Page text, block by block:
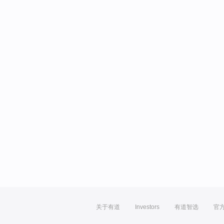
关于有道 Investors 有道智选 官